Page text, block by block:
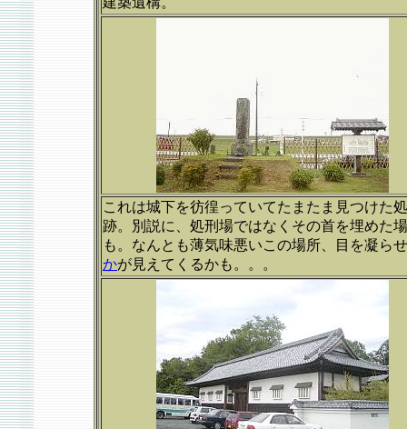
これは城下を彷徨っていてたまたま見つけた
跡。別説に、処刑場ではなくその首を埋めた
も。なんとも薄気味悪いこの場所、目を凝ら
かが見えてくるかも。。。